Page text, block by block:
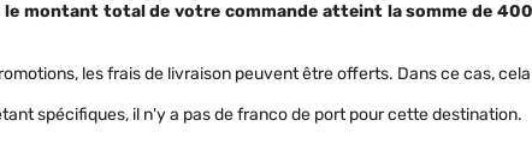
montant total de votre commande atteint la somme de
les frais de livraison peuvent être offerts. Dans ce cas,
spécifiques, il n'y a pas de franco de port pour cette destination.